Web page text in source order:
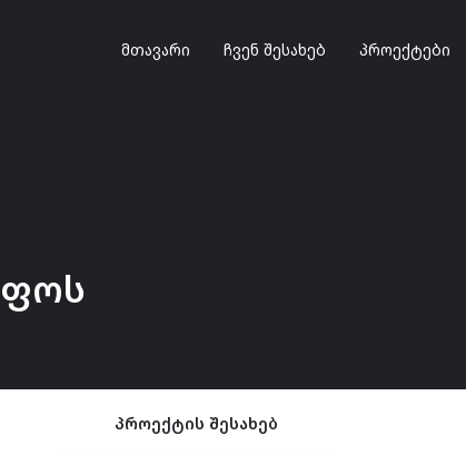
მთავარი ჩვენ შესახებ პროექტები
პროექტის შესახებ